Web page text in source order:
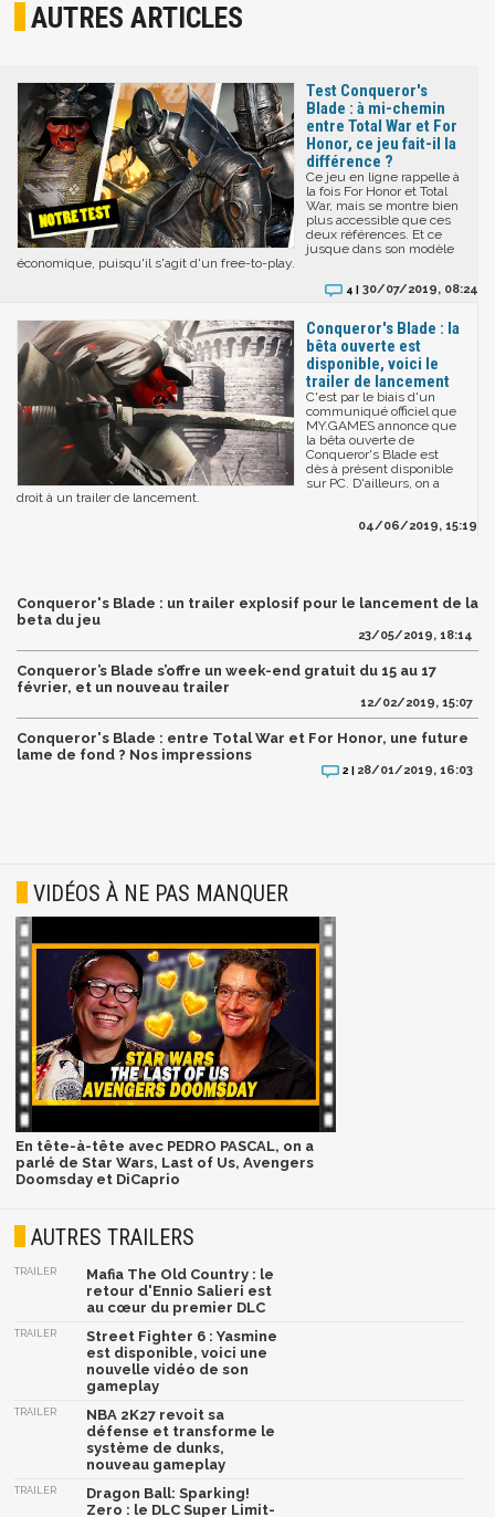
AUTRES ARTICLES
Test Conqueror's
Blade : à mi-chemin
entre Total War et For
Honor, ce jeu fait-il la
différence ?
Ce jeu en ligne rappelle à
la fois For Honor et Total
War, mais se montre bien
plus accessible que ces
deux références. Et ce
jusque dans son modèle
économique, puisqu'il s'agit d'un free-to-play.
4 | 30/07/2019, 08:24
Conqueror's Blade : la
bêta ouverte est
disponible, voici le
trailer de lancement
C'est par le biais d'un
communiqué officiel que
MY.GAMES annonce que
la bêta ouverte de
Conqueror's Blade est
dès à présent disponible
sur PC. D'ailleurs, on a
droit à un trailer de lancement.
04/06/2019, 15:19
Conqueror's Blade : un trailer explosif pour le lancement de la
beta du jeu
23/05/2019, 18:14
Conqueror’s Blade s’offre un week-end gratuit du 15 au 17
février, et un nouveau trailer
12/02/2019, 15:07
Conqueror's Blade : entre Total War et For Honor, une future
lame de fond ? Nos impressions
2 | 28/01/2019, 16:03
VIDÉOS À NE PAS MANQUER
En tête-à-tête avec PEDRO PASCAL, on a
parlé de Star Wars, Last of Us, Avengers
Doomsday et DiCaprio
AUTRES TRAILERS
TRAILER
Mafia The Old Country : le
retour d'Ennio Salieri est
au cœur du premier DLC
TRAILER
Street Fighter 6 : Yasmine
est disponible, voici une
nouvelle vidéo de son
gameplay
TRAILER
NBA 2K27 revoit sa
défense et transforme le
système de dunks,
nouveau gameplay
TRAILER
Dragon Ball: Sparking!
Zero : le DLC Super Limit-